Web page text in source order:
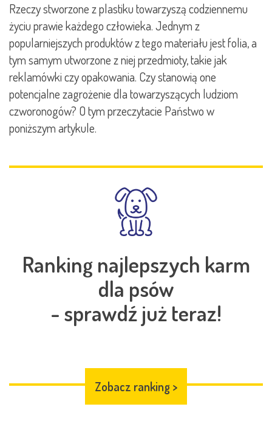
Rzeczy stworzone z plastiku towarzyszą codziennemu
życiu prawie każdego człowieka. Jednym z
popularniejszych produktów z tego materiału jest folia, a
tym samym utworzone z niej przedmioty, takie jak
reklamówki czy opakowania. Czy stanowią one
potencjalne zagrożenie dla towarzyszących ludziom
czworonogów? O tym przeczytacie Państwo w
poniższym artykule.
Ranking najlepszych karm
dla psów
- sprawdź już teraz!
Zobacz ranking >